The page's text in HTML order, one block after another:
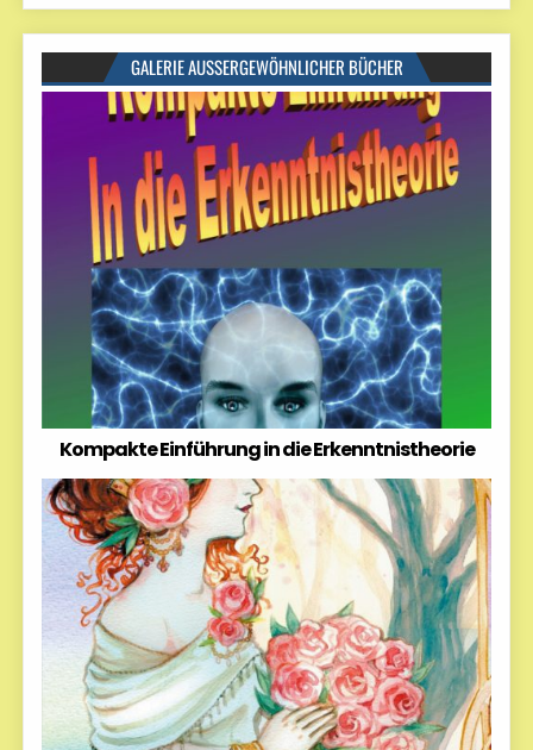
GALERIE AUSSERGEWÖHNLICHER BÜCHER
Kompakte Einführung in die Erkenntnistheorie